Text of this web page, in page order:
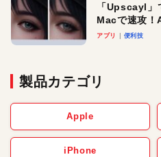
「Upscayl」
Macで速攻！
アプリ 便利技
製品カテゴリ
Apple
iPhone